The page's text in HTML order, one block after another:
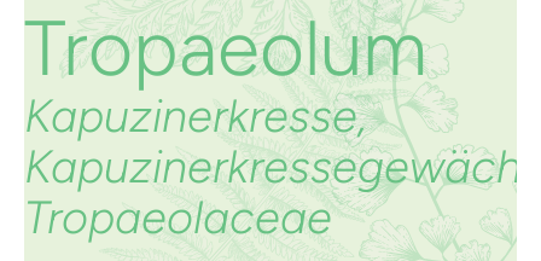
Tropaeolum
Kapuzinerkresse,
Tropaeolaceae